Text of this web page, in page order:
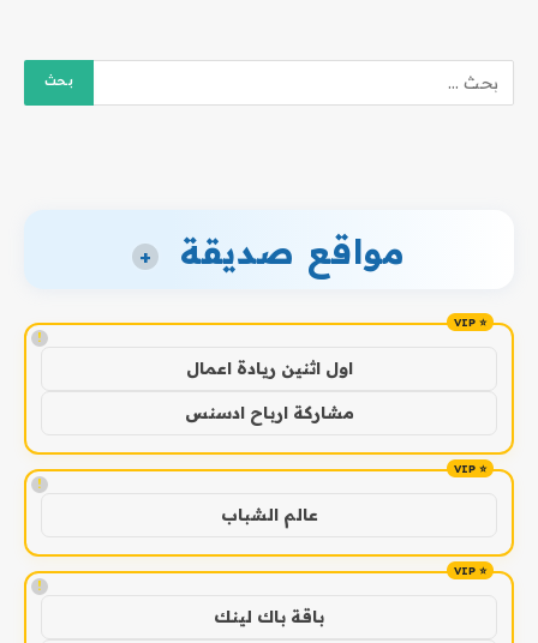
مواقع صديقة +
!
اول اثنين ريادة اعمال
مشاركة ارباح ادسنس
!
عالم الشباب
!
باقة باك لينك